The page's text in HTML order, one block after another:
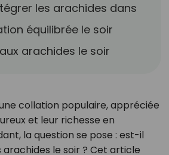
les arachides dans
équilibrée le soir
arachides le soir
collation populaire, appréciée
et leur richesse en
la question se pose : est-il
le soir ? Cet article